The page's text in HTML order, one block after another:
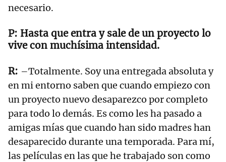
necesario.
Hasta que entra y sale de un proyecto lo
vive con muchísima intensidad.
–Totalmente. Soy una entregada absoluta y
en mi entorno saben que cuando empiezo con
un proyecto nuevo desaparezco por completo
para todo lo demás. Es como les ha pasado a
amigas mías que cuando han sido madres han
desaparecido durante una temporada. Para mí,
las películas en las que he trabajado son como